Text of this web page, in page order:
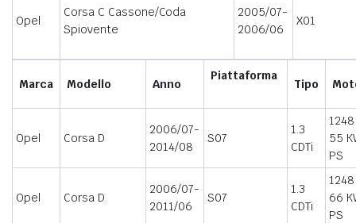
Opel
Corsa C Cassone/Coda
Spiovente
2005/07-
2006/06
X01
Marca Modello Anno
Piattaforma
Tipo
Opel Corsa D
2006/07-
2014/08
S07
1.3
CDTi
55
PS
Opel Corsa D
2006/07-
2011/06
S07
1.3
CDTi
66
PS